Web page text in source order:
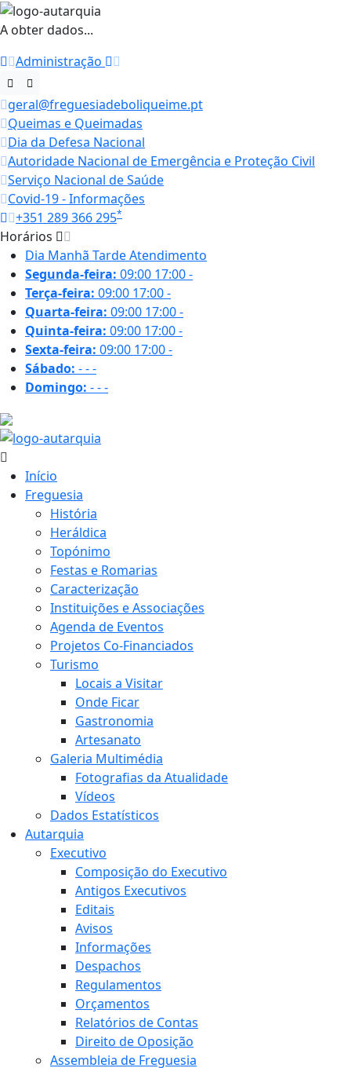
A obter dados...
Administração
geral@freguesiadeboliqueime.pt
Queimas e Queimadas
Dia da Defesa Nacional
Autoridade Nacional de Emergência e Proteção Civil
Serviço Nacional de Saúde
Covid-19 - Informações
+351 289 366 295*
Horários
Dia Manhã TardeAtendimento
Segunda-feira: 09:00 17:00-
Terça-feira: 09:00 17:00-
Quarta-feira: 09:00 17:00-
Quinta-feira: 09:00 17:00-
Sexta-feira: 09:00 17:00-
Sábado: ---
Domingo: ---
Início
Freguesia
História
Heráldica
Topónimo
Festas e Romarias
Caracterização
Instituições e Associações
Agenda de Eventos
Projetos Co-Financiados
Turismo
Locais a Visitar
Onde Ficar
Gastronomia
Artesanato
Galeria Multimédia
Fotografias da Atualidade
Vídeos
Dados Estatísticos
Autarquia
Executivo
Composição do Executivo
Antigos Executivos
Editais
Avisos
Informações
Despachos
Regulamentos
Orçamentos
Relatórios de Contas
Direito de Oposição
Assembleia de Freguesia